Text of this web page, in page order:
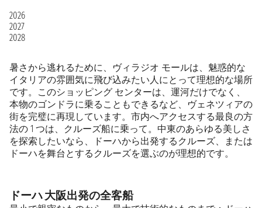
2026
2027
2028
暑さから逃れるために、ヴィラジオ モールは、魅惑的な
イタリアの雰囲気に飛び込みたい人にとって理想的な場所
です。このショッピング センターは、運河だけでなく、
本物のゴンドラに乗ることもできるなど、ヴェネツィアの
街を完璧に再現しています。市内へアクセスする最良の方
法の 1 つは、クルーズ船に乗って。中東のあらゆる美しさ
を探索したいなら、ドーハから出発するクルーズ、または
ドーハを舞台とするクルーズを選ぶのが理想的です。
ドーハ 大阪出発の全客船